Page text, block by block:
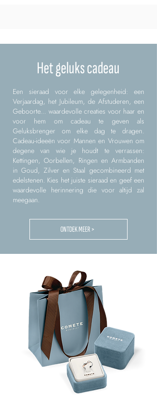
Het geluks cadeau
Een sieraad voor elke gelegenheid: een
Verjaardag, het Jubileum, de Afstuderen, een
Geboorte... waardevolle creaties voor haar en
voor hem om cadeau te geven als
Geluksbrenger om elke dag te dragen.
Cadeau-ideeën voor Mannen en Vrouwen om
degene van wie je houdt te verrassen:
Kettingen, Oorbellen, Ringen en Armbanden
in Goud, Zilver en Staal gecombineerd met
edelstenen. Kies het juiste sieraad en geef een
waardevolle herinnering die voor altijd zal
meegaan.
ONTDEK MEER >